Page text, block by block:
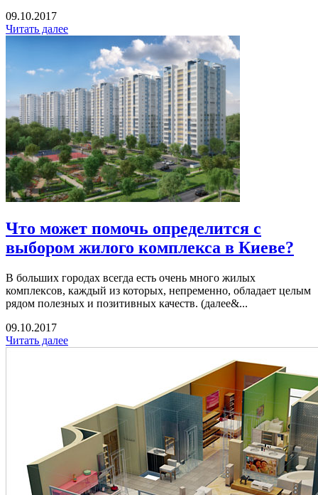
09.10.2017
Читать далее
Что может помочь определится с
выбором жилого комплекса в Киеве?
В больших городах всегда есть очень много жилых
комплексов, каждый из которых, непременно, обладает целым
рядом полезных и позитивных качеств. (далее&...
09.10.2017
Читать далее